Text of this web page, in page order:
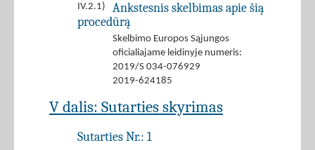
IV.2.1)
Ankstesnis skelbimas apie šią
procedūrą
Skelbimo Europos Sąjungos
oficialiajame leidinyje numeris:
2019/S 034-076929
2019-624185
V dalis: Sutarties skyrimas
Sutarties Nr.: 1